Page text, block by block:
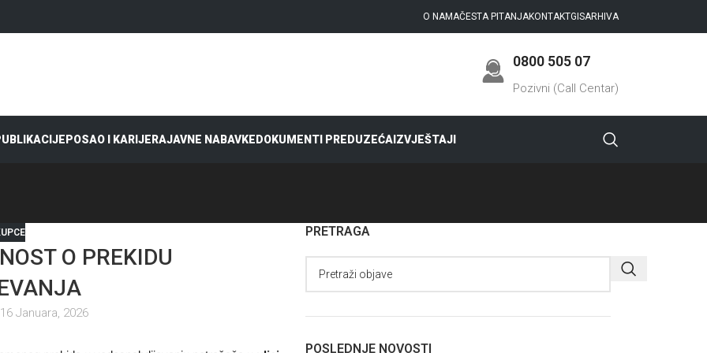
O NAMAČESTA PITANJAKONTAKTGISARHIVA
0800 505 07
Pozivni (Call Centar)
POSAO I KARIJERAJAVNE NABAVKEDOKUMENTI PREDUZEĆAIZVJEŠTAJI
O PREKIDU
Januara, 2026
PRETRAGA
POSLEDNJE NOVOSTI